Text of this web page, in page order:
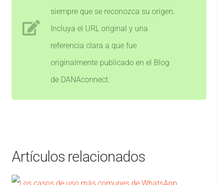
siempre que se reconozca su origen.
Incluya el URL original y una
referencia clara a que fue
originalmente publicado en el Blog
de DANAconnect.
Artículos relacionados